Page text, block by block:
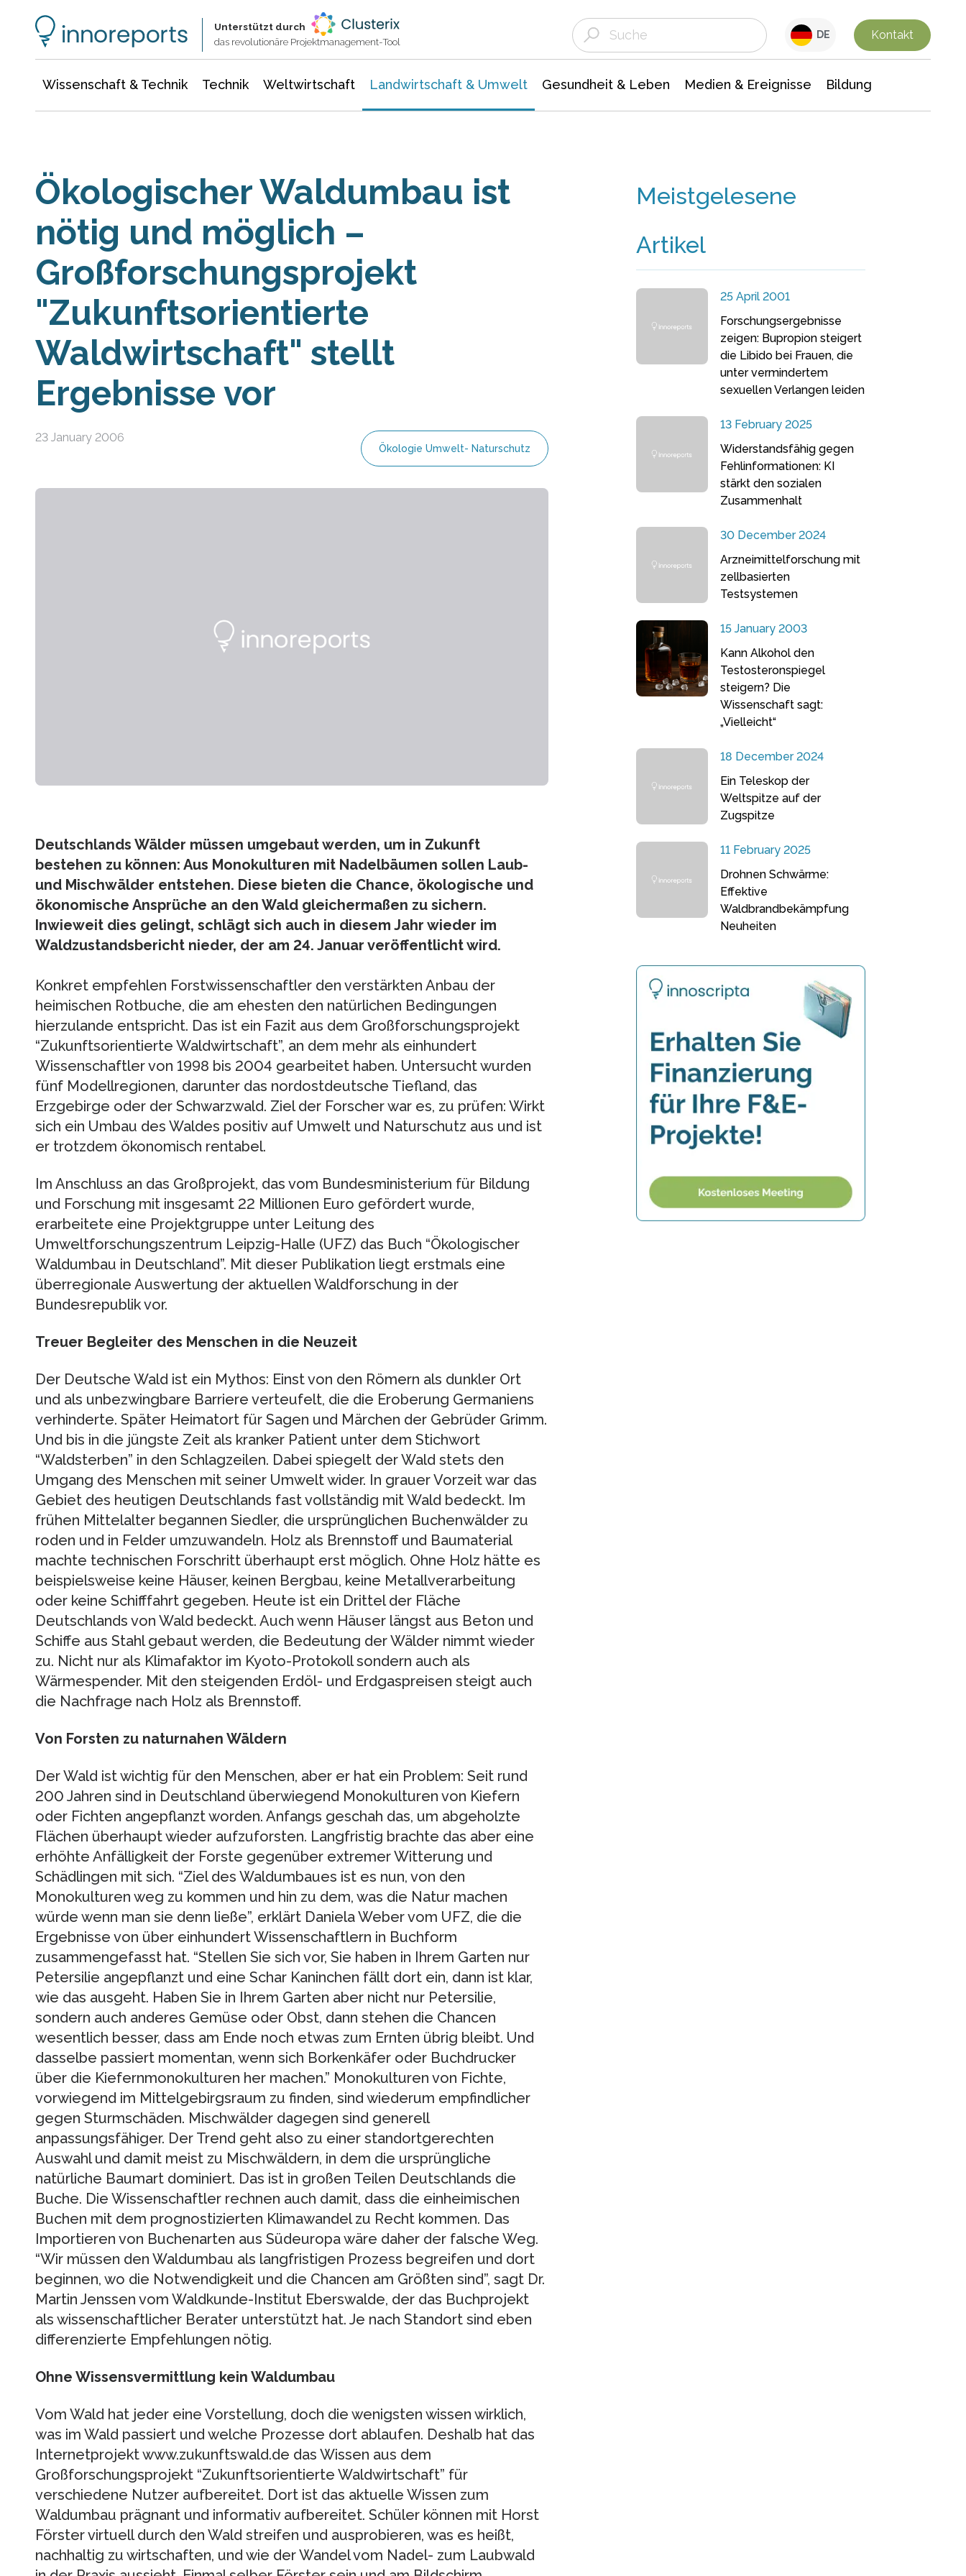
Unterstützt durch
das revolutionäre Projektmanagement-Tool
DE Kontakt
Wissenschaft & Technik Technik Weltwirtschaft Landwirtschaft & Umwelt Gesundheit & Leben Medien & Ereignisse Bildung
Ökologischer Waldumbau ist
nötig und möglich –
Großforschungsprojekt
"Zukunftsorientierte
Waldwirtschaft" stellt
Ergebnisse vor
23 January 2006
Ökologie Umwelt- Naturschutz
Deutschlands Wälder müssen umgebaut werden, um in Zukunft
bestehen zu können: Aus Monokulturen mit Nadelbäumen sollen Laub-
und Mischwälder entstehen. Diese bieten die Chance, ökologische und
ökonomische Ansprüche an den Wald gleichermaßen zu sichern.
Inwieweit dies gelingt, schlägt sich auch in diesem Jahr wieder im
Waldzustandsbericht nieder, der am 24. Januar veröffentlicht wird.
Konkret empfehlen Forstwissenschaftler den verstärkten Anbau der
heimischen Rotbuche, die am ehesten den natürlichen Bedingungen
hierzulande entspricht. Das ist ein Fazit aus dem Großforschungsprojekt
“Zukunftsorientierte Waldwirtschaft”, an dem mehr als einhundert
Wissenschaftler von 1998 bis 2004 gearbeitet haben. Untersucht wurden
fünf Modellregionen, darunter das nordostdeutsche Tiefland, das
Erzgebirge oder der Schwarzwald. Ziel der Forscher war es, zu prüfen: Wirkt
sich ein Umbau des Waldes positiv auf Umwelt und Naturschutz aus und ist
er trotzdem ökonomisch rentabel.
Im Anschluss an das Großprojekt, das vom Bundesministerium für Bildung
und Forschung mit insgesamt 22 Millionen Euro gefördert wurde,
erarbeitete eine Projektgruppe unter Leitung des
Umweltforschungszentrum Leipzig-Halle (UFZ) das Buch “Ökologischer
Waldumbau in Deutschland”. Mit dieser Publikation liegt erstmals eine
überregionale Auswertung der aktuellen Waldforschung in der
Bundesrepublik vor.
Treuer Begleiter des Menschen in die Neuzeit
Der Deutsche Wald ist ein Mythos: Einst von den Römern als dunkler Ort
und als unbezwingbare Barriere verteufelt, die die Eroberung Germaniens
verhinderte. Später Heimatort für Sagen und Märchen der Gebrüder Grimm.
Und bis in die jüngste Zeit als kranker Patient unter dem Stichwort
“Waldsterben” in den Schlagzeilen. Dabei spiegelt der Wald stets den
Umgang des Menschen mit seiner Umwelt wider. In grauer Vorzeit war das
Gebiet des heutigen Deutschlands fast vollständig mit Wald bedeckt. Im
frühen Mittelalter begannen Siedler, die ursprünglichen Buchenwälder zu
roden und in Felder umzuwandeln. Holz als Brennstoff und Baumaterial
machte technischen Forschritt überhaupt erst möglich. Ohne Holz hätte es
beispielsweise keine Häuser, keinen Bergbau, keine Metallverarbeitung
oder keine Schifffahrt gegeben. Heute ist ein Drittel der Fläche
Deutschlands von Wald bedeckt. Auch wenn Häuser längst aus Beton und
Schiffe aus Stahl gebaut werden, die Bedeutung der Wälder nimmt wieder
zu. Nicht nur als Klimafaktor im Kyoto-Protokoll sondern auch als
Wärmespender. Mit den steigenden Erdöl- und Erdgaspreisen steigt auch
die Nachfrage nach Holz als Brennstoff.
Von Forsten zu naturnahen Wäldern
Der Wald ist wichtig für den Menschen, aber er hat ein Problem: Seit rund
200 Jahren sind in Deutschland überwiegend Monokulturen von Kiefern
oder Fichten angepflanzt worden. Anfangs geschah das, um abgeholzte
Flächen überhaupt wieder aufzuforsten. Langfristig brachte das aber eine
erhöhte Anfälligkeit der Forste gegenüber extremer Witterung und
Schädlingen mit sich. “Ziel des Waldumbaues ist es nun, von den
Monokulturen weg zu kommen und hin zu dem, was die Natur machen
würde wenn man sie denn ließe”, erklärt Daniela Weber vom UFZ, die die
Ergebnisse von über einhundert Wissenschaftlern in Buchform
zusammengefasst hat. “Stellen Sie sich vor, Sie haben in Ihrem Garten nur
Petersilie angepflanzt und eine Schar Kaninchen fällt dort ein, dann ist klar,
wie das ausgeht. Haben Sie in Ihrem Garten aber nicht nur Petersilie,
sondern auch anderes Gemüse oder Obst, dann stehen die Chancen
wesentlich besser, dass am Ende noch etwas zum Ernten übrig bleibt. Und
dasselbe passiert momentan, wenn sich Borkenkäfer oder Buchdrucker
über die Kiefernmonokulturen her machen.” Monokulturen von Fichte,
vorwiegend im Mittelgebirgsraum zu finden, sind wiederum empfindlicher
gegen Sturmschäden. Mischwälder dagegen sind generell
anpassungsfähiger. Der Trend geht also zu einer standortgerechten
Auswahl und damit meist zu Mischwäldern, in dem die ursprüngliche
natürliche Baumart dominiert. Das ist in großen Teilen Deutschlands die
Buche. Die Wissenschaftler rechnen auch damit, dass die einheimischen
Buchen mit dem prognostizierten Klimawandel zu Recht kommen. Das
Importieren von Buchenarten aus Südeuropa wäre daher der falsche Weg.
“Wir müssen den Waldumbau als langfristigen Prozess begreifen und dort
beginnen, wo die Notwendigkeit und die Chancen am Größten sind”, sagt Dr.
Martin Jenssen vom Waldkunde-Institut Eberswalde, der das Buchprojekt
als wissenschaftlicher Berater unterstützt hat. Je nach Standort sind eben
differenzierte Empfehlungen nötig.
Ohne Wissensvermittlung kein Waldumbau
Vom Wald hat jeder eine Vorstellung, doch die wenigsten wissen wirklich,
was im Wald passiert und welche Prozesse dort ablaufen. Deshalb hat das
Internetprojekt www.zukunftswald.de das Wissen aus dem
Großforschungsprojekt “Zukunftsorientierte Waldwirtschaft” für
verschiedene Nutzer aufbereitet. Dort ist das aktuelle Wissen zum
Waldumbau prägnant und informativ aufbereitet. Schüler können mit Horst
Förster virtuell durch den Wald streifen und ausprobieren, was es heißt,
nachhaltig zu wirtschaften, und wie der Wandel vom Nadel- zum Laubwald
Meistgelesene
Artikel
25 April 2001
Forschungsergebnisse
zeigen: Bupropion steigert
die Libido bei Frauen, die
unter vermindertem
sexuellen Verlangen leiden
13 February 2025
Widerstandsfähig gegen
Fehlinformationen: KI
stärkt den sozialen
Zusammenhalt
30 December 2024
Arzneimittelforschung mit
zellbasierten
Testsystemen
15 January 2003
Kann Alkohol den
Testosteronspiegel
steigern? Die
Wissenschaft sagt:
„Vielleicht“
18 December 2024
Ein Teleskop der
Weltspitze auf der
Zugspitze
11 February 2025
Drohnen Schwärme:
Effektive
Waldbrandbekämpfung
Neuheiten